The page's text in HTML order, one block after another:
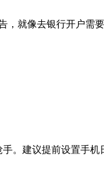
就像去银行开户需
。建议提前设置手